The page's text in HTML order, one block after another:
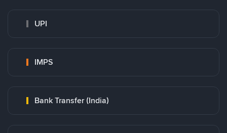
UPI
IMPS
Bank Transfer (India)